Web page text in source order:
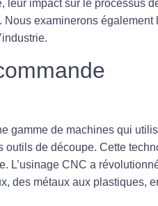
leur impact sur le processus
examinerons également
gamme de machines qui
outils de découpe. Cette
L’usinage CNC a
des métaux aux plastiques,